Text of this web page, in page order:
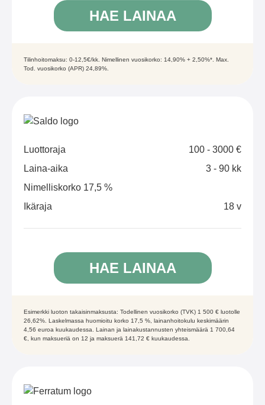
HAE LAINAA
Tilinhoitomaksu: 0-12,5€/kk. Nimellinen vuosikorko: 14,90% + 2,50%*. Max.
Tod. vuosikorko (APR) 24,89%.
Luottoraja
100 - 3000 €
Laina-aika
3 - 90 kk
Nimelliskorko 17,5 %
Ikäraja
18 v
HAE LAINAA
Esimerkki luoton takaisinmaksusta: Todellinen vuosikorko (TVK) 1 500 € luotolle
26,62%. Laskelmassa huomioitu korko 17,5 %, lainanhoitokulu keskimäärin
4,56 euroa kuukaudessa. Lainan ja lainakustannusten yhteismäärä 1 700,64
€, kun maksueriä on 12 ja maksuerä 141,72 € kuukaudessa.